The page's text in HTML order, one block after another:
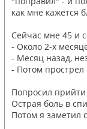
как мне кажется
Сейчас мне 45 и
- Около 2-х
- Месяц назад,
- Потом прострел
Попросил прийти
Острая боль в
Потом я заметил